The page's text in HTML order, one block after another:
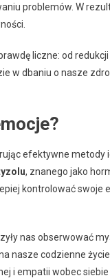
problemów. W
liczne: od
w dbaniu o nasze
efektywne metody
, znanego jako
kontrolować swoje
nas obserwować
nasze codzienne
i empatii wobec siebie